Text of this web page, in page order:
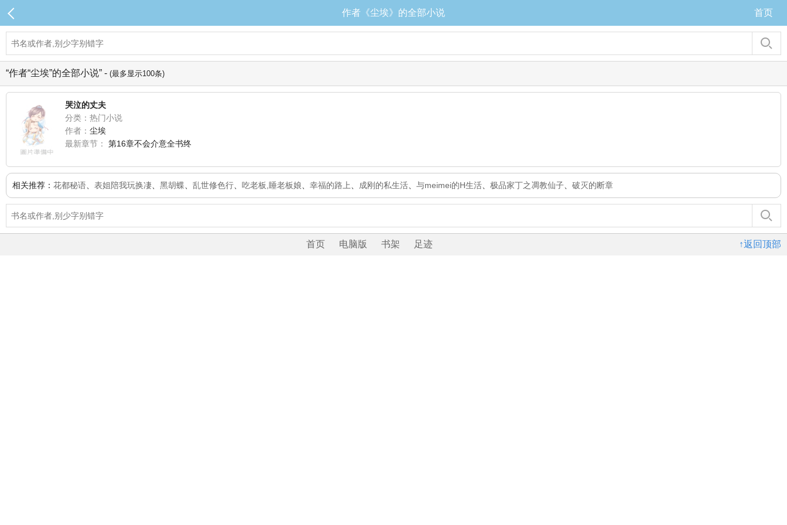
作者《尘埃》的全部小说 首页
“作者“尘埃”的全部小说” - (最多显示100条)
哭泣的丈夫
分类：热门小说
作者： 尘埃
最新章节：
第16章不会介意全书终
相关推荐： 花都秘语 表姐陪我玩换凄 黑胡蝶 乱世修色行 吃老板,睡老板娘 幸福的路上 成刚的私生活 与meimei的H生活 极品家丁之凋教仙子 破灭的断章
↑返回顶部
首页 电脑版 书架 足迹